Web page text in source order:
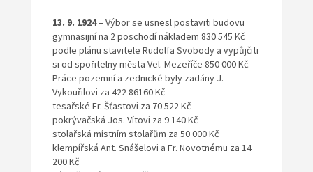
13. 9. 1924– Výbor se usnesl postaviti budovu
gymnasijní na 2 poschodí nákladem 830 545 Kč
podle plánu stavitele Rudolfa Svobody a vypůjčiti
si od spořitelny města Vel. Mezeříče 850 000 Kč.
Práce pozemní a zednické byly zadány J.
Vykouřilovi za 422 86160 Kč
tesařské Fr. Šťastovi za 70 522 Kč
pokrývačská Jos. Vítovi za 9 140 Kč
stolařská místním stolařům za 50 000 Kč
klempířská Ant. Snášelovi a Fr. Novotnému za 14
200 Kč